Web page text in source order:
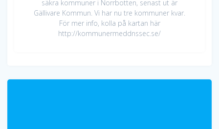
säkra kommuner i Norrbotten, senast ut är
Gällivare Kommun. Vi har nu tre kommuner kvar.
För mer info, kolla på kartan här
http://kommunermeddnssec.se/